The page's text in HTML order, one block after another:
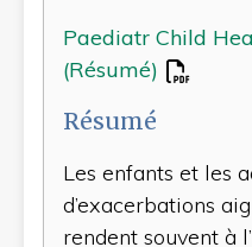
Paediatr Child
(Résumé)
Résumé
Les enfants et les
d’exacerbations
rendent souvent à